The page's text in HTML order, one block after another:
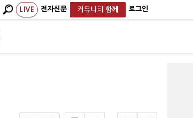
LIVE 전자신문 커뮤니티 함께 로그인